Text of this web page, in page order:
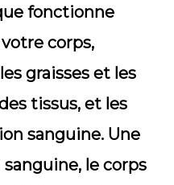
fonctionne
corps,
graisses et les
tissus, et les
sanguine. Une
le corps